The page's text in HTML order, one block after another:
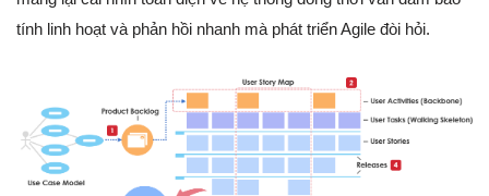
tính linh hoạt và phản hồi nhanh mà phát triển Agile đòi hỏi.